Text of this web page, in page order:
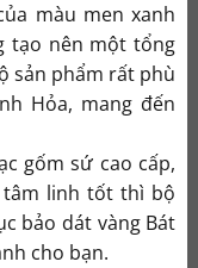
màu men xanh
tạo nên một tổng
sản phẩm rất phù
Hỏa, mang đến
gốm sứ cao cấp,
linh tốt thì bộ
bảo dát vàng Bát
cho bạn.